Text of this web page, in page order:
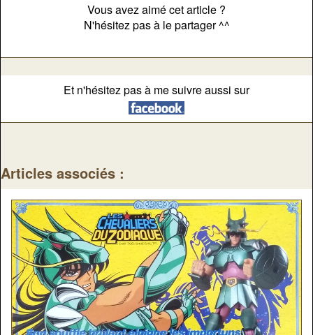
Vous avez aimé cet article ?
N'hésitez pas à le partager ^^
Et n'hésitez pas à me suivre aussi sur
Articles associés :